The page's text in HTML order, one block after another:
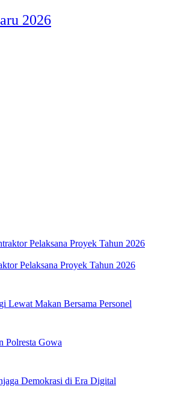
2026
Pelaksana Proyek Tahun 2026
Lewat Makan Bersama Personel
Polresta Gowa
Demokrasi di Era Digital